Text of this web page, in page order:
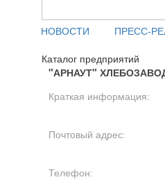
НОВОСТИ ПРЕСС-
Каталог предприятий
"АРНАУТ"
Краткая информация:
Почтовый адрес:
Телефон: